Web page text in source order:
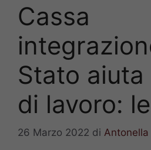
Cassa
Stato
di lavoro:
26 Marzo 2022 di Antonella